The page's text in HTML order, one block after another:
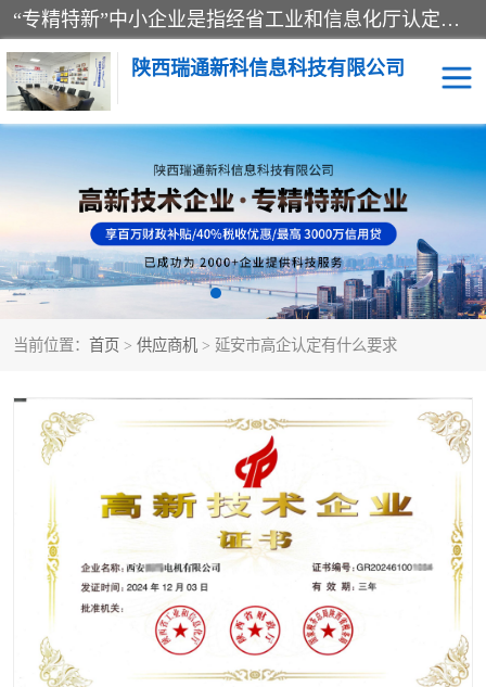
“专精特新”中小企业是指经省工业和信息化厅认定，专注于细分市场、掌握关键核心技术、创新能力强、市场占有率高、质量效益优，在专业化、精细化、特色化、新颖化等方面表现突出的中小企业。
陕西瑞通新科信息科技有限公司
当前位置： 首页 > 供应商机 > 延安市高企认定有什么要求